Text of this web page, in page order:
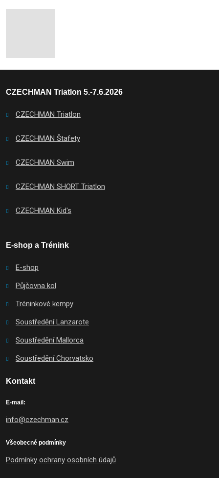
CZECHMAN Triatlon 5.-7.6.2026
CZECHMAN Triatlon
CZECHMAN Štafety
CZECHMAN Swim
CZECHMAN SHORT Triatlon
CZECHMAN Kid's
E-shop a Trénink
E-shop
Půjčovna kol
Tréninkové kempy
Soustředění Lanzarote
Soustředění Mallorca
Soustředění Chorvatsko
Kontakt
E-mail:
info@czechman.cz
Všeobecné podmínky
Podmínky ochrany osobních údajů